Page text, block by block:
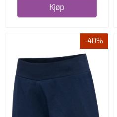
Kjøp
-40%